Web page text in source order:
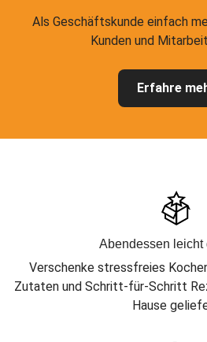
Als Geschäftskunde einfach
Kunden und
Erfahre
Abendessen leicht
Verschenke stressfreies
Zutaten und Schritt-für-Schritt
Hause